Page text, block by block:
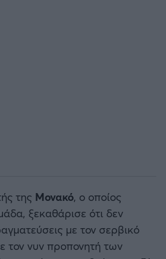
της Μονακό, ο οποίος
ξεκαθάρισε ότι δεν
με τον σερβικό
τον νυν προπονητή των